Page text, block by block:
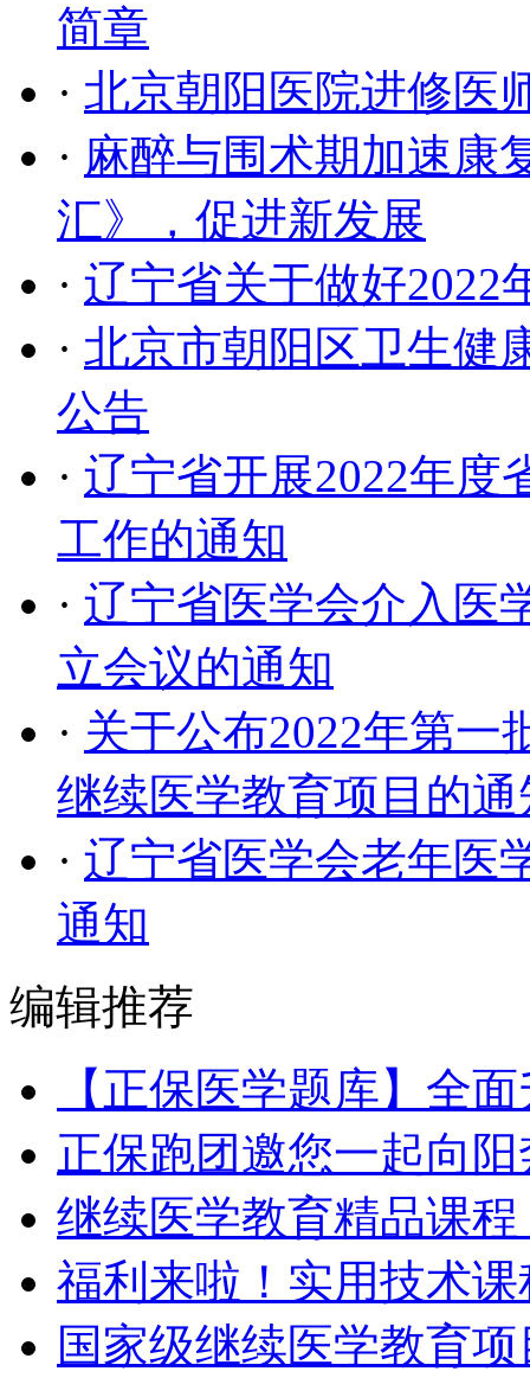
简章
· 北京朝阳医院进修医
· 麻醉与围术期加速
汇》，促进新发展
· 辽宁省关于做好2022
· 北京市朝阳区卫生健
公告
· 辽宁省开展2022年度
工作的通知
· 辽宁省医学会介入医
立会议的通知
· 关于公布2022年第一
继续医学教育项目的通
· 辽宁省医学会老年医
通知
编辑推荐
【正保医学题库】全
正保跑团邀您一起向
继续医学教育精品课
福利来啦！实用技术
国家级继续医学教育